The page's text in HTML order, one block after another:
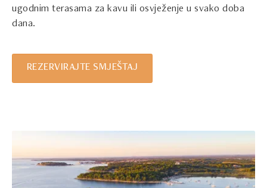
ugodnim terasama za kavu ili osvježenje u svako doba
dana.
REZERVIRAJTE SMJEŠTAJ